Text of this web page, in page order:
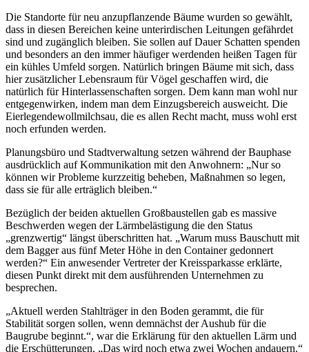
Die Standorte für neu anzupflanzende Bäume wurden so gewählt,
dass in diesen Bereichen keine unterirdischen Leitungen gefährdet
sind und zugänglich bleiben. Sie sollen auf Dauer Schatten spenden
und besonders an den immer häufiger werdenden heißen Tagen für
ein kühles Umfeld sorgen. Natürlich bringen Bäume mit sich, dass
hier zusätzlicher Lebensraum für Vögel geschaffen wird, die
natürlich für Hinterlassenschaften sorgen. Dem kann man wohl nur
entgegenwirken, indem man dem Einzugsbereich ausweicht. Die
Eierlegendewollmilchsau, die es allen Recht macht, muss wohl erst
noch erfunden werden.
Planungsbüro und Stadtverwaltung setzen während der Bauphase
ausdrücklich auf Kommunikation mit den Anwohnern: „Nur so
können wir Probleme kurzzeitig beheben, Maßnahmen so legen,
dass sie für alle erträglich bleiben.“
Bezüglich der beiden aktuellen Großbaustellen gab es massive
Beschwerden wegen der Lärmbelästigung die den Status
„grenzwertig“ längst überschritten hat. „Warum muss Bauschutt mit
dem Bagger aus fünf Meter Höhe in den Container gedonnert
werden?“ Ein anwesender Vertreter der Kreissparkasse erklärte,
diesen Punkt direkt mit dem ausführenden Unternehmen zu
besprechen.
„Aktuell werden Stahlträger in den Boden gerammt, die für
Stabilität sorgen sollen, wenn demnächst der Aushub für die
Baugrube beginnt.“, war die Erklärung für den aktuellen Lärm und
die Erschütterungen. „Das wird noch etwa zwei Wochen andauern.“